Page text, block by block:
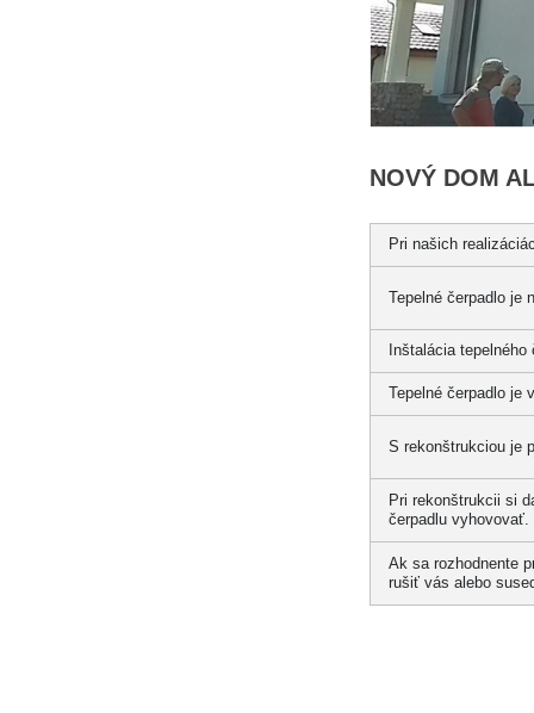
NOVÝ DOM
Pri našich
Tepelné čerpadlo je
Inštalácia
Tepelné čerpadlo je
S rekonštrukciou je
Pri rekonštrukcii si
čerpadlu vyhovovať.
Ak sa rozhodnente
rušiť vás alebo